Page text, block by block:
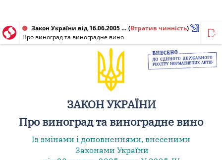
Закон України від 16.06.2005 № 2662-IV (Втратив чинність)
Про виноград та виноградне вино